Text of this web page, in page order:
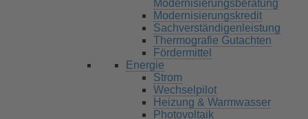
Modernisierungsberatung
Modernisierungskredit
Sachverständigenleistung
Thermografie Gutachten
Fördermittel
Energie
Strom
Wechselpilot
Heizung & Warmwasser
Photovoltaik